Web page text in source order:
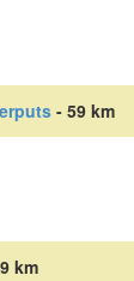
- 59 km
km